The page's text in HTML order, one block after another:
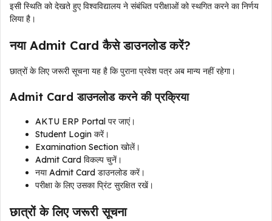
इसी स्थिति को देखते हुए विश्वविद्यालय ने संबंधित परीक्षाओं को स्थगित करने का निर्णय
लिया है।
नया Admit Card कैसे डाउनलोड करें?
छात्रों के लिए जरूरी सूचना यह है कि पुराना प्रवेश पत्र अब मान्य नहीं रहेगा।
Admit Card डाउनलोड करने की प्रक्रिया
AKTU ERP Portal पर जाएं।
Student Login करें।
Examination Section खोलें।
Admit Card विकल्प चुनें।
नया Admit Card डाउनलोड करें।
परीक्षा के लिए उसका प्रिंट सुरक्षित रखें।
छात्रों के लिए जरूरी सूचना